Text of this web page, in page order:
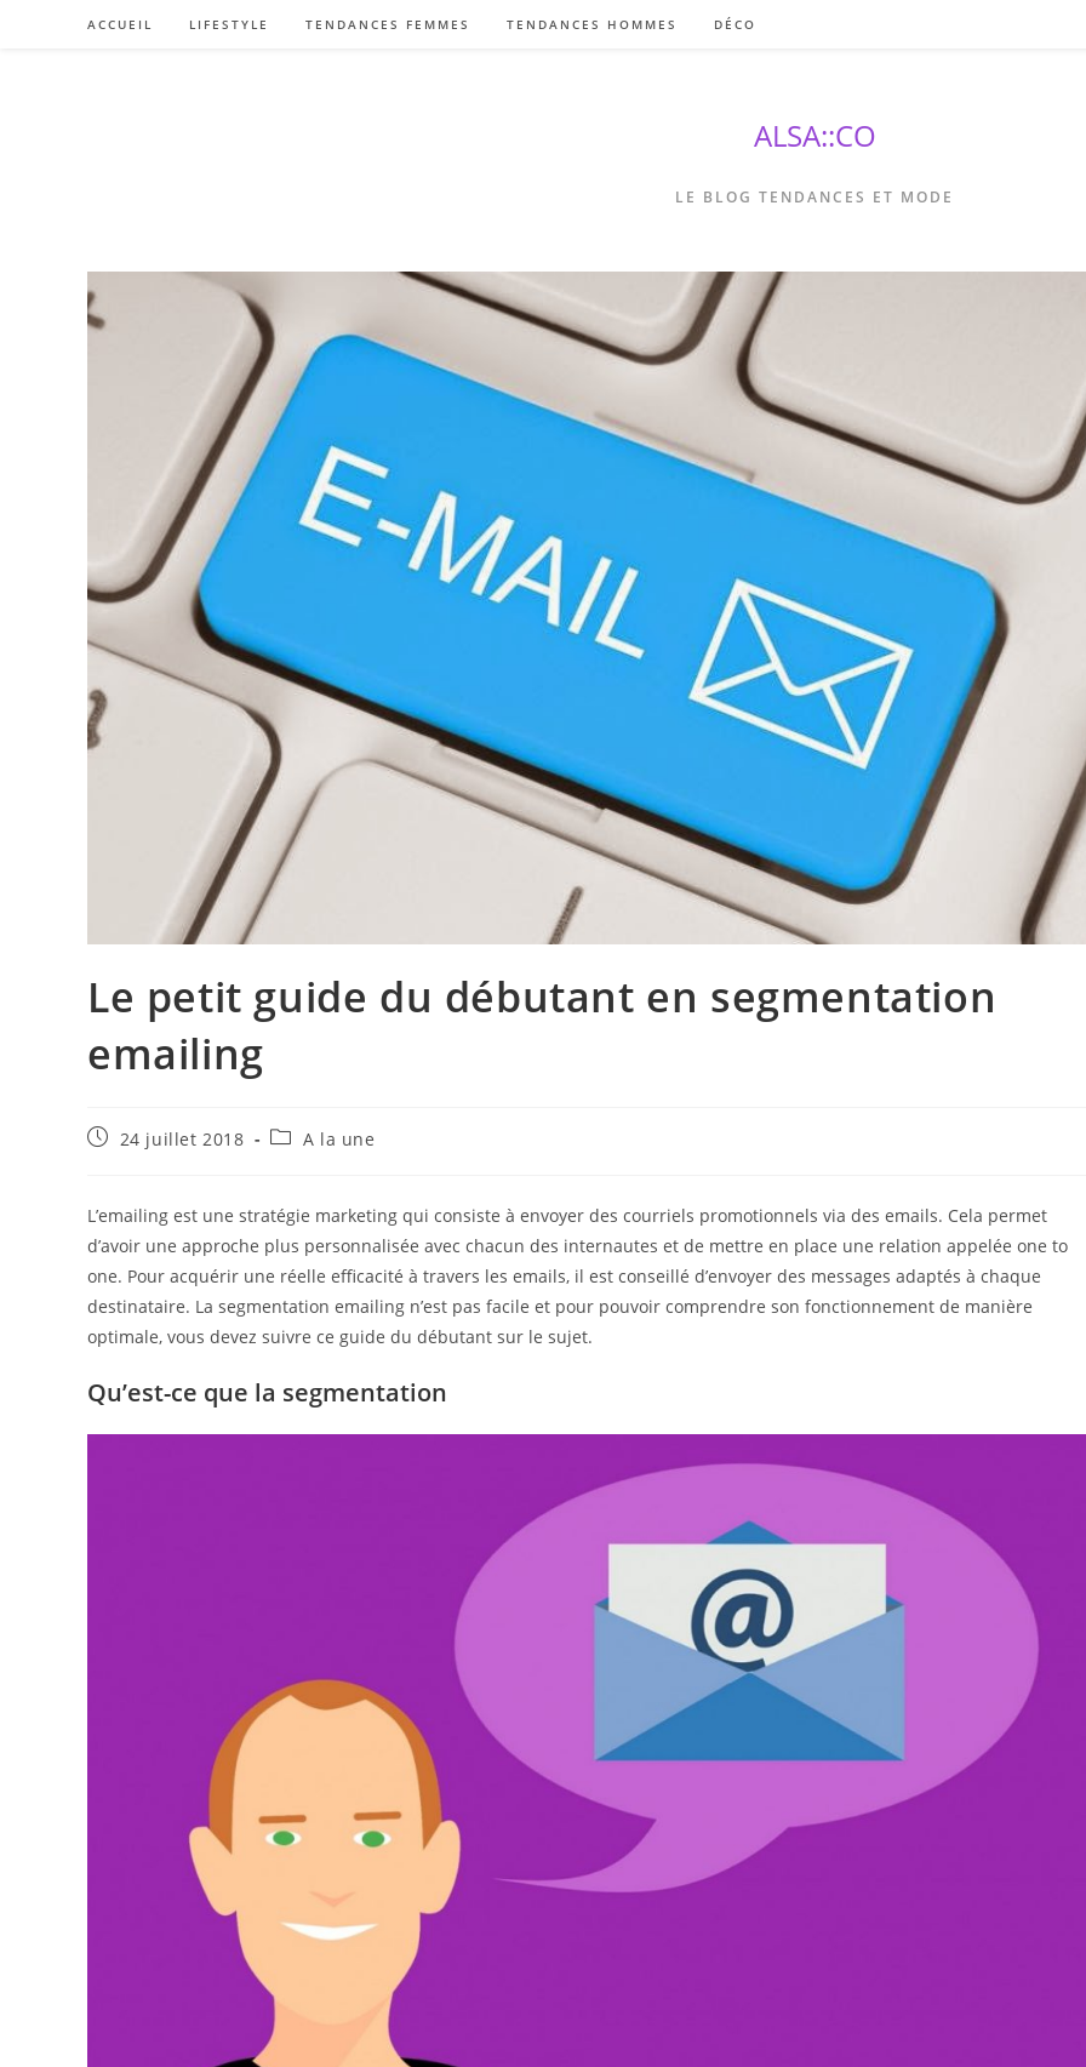
ACCUEIL LIFESTYLE TENDANCES FEMMES TENDANCES HOMMES DÉCO
ALSA::CO
LE BLOG TENDANCES ET MODE
Le petit guide du débutant en segmentation
emailing
Publication
24 juillet 2018
PostA la une
L’emailing est une stratégie marketing qui consiste à envoyer des courriels promotionnels via des emails. Cela permet
d’avoir une approche plus personnalisée avec chacun des internautes et de mettre en place une relation appelée one to
one. Pour acquérir une réelle efficacité à travers les emails, il est conseillé d’envoyer des messages adaptés à chaque
destinataire. La segmentation emailing n’est pas facile et pour pouvoir comprendre son fonctionnement de manière
optimale, vous devez suivre ce guide du débutant sur le sujet.
Qu’est-ce que la segmentation